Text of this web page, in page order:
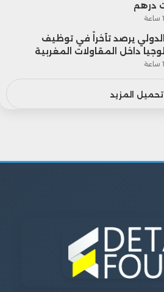
درهم
الدولي يرصد تأخراً في توظيف
داخل المقاولات المغربية
تحميل المزيد